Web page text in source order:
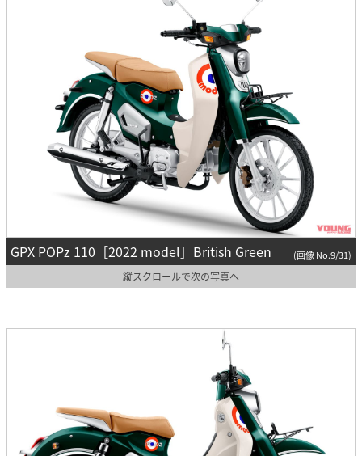
GPX POPz 110［2022 model］British Green (画像 No.9/31)
縦スクロールで次の写真へ